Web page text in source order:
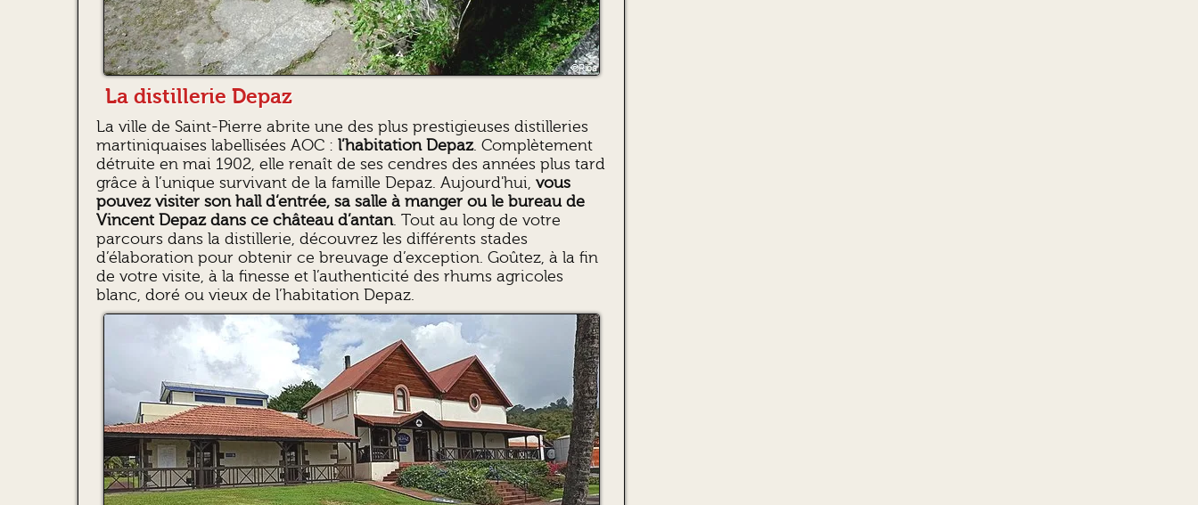
La distillerie Depaz
La ville de Saint-Pierre abrite une des plus prestigieuses distilleries
martiniquaises labellisées AOC : l’habitation Depaz. Complètement
détruite en mai 1902, elle renaît de ses cendres des années plus tard
grâce à l’unique survivant de la famille Depaz. Aujourd'hui, vous
pouvez visiter son hall d‘entrée, sa salle à manger ou le bureau de
Vincent Depaz dans ce château d’antan. Tout au long de votre
parcours dans la distillerie, découvrez les différents stades
d’élaboration pour obtenir ce breuvage d’exception. Goûtez, à la fin
de votre visite, à la finesse et l’authenticité des rhums agricoles
blanc, doré ou vieux de l’habitation Depaz.